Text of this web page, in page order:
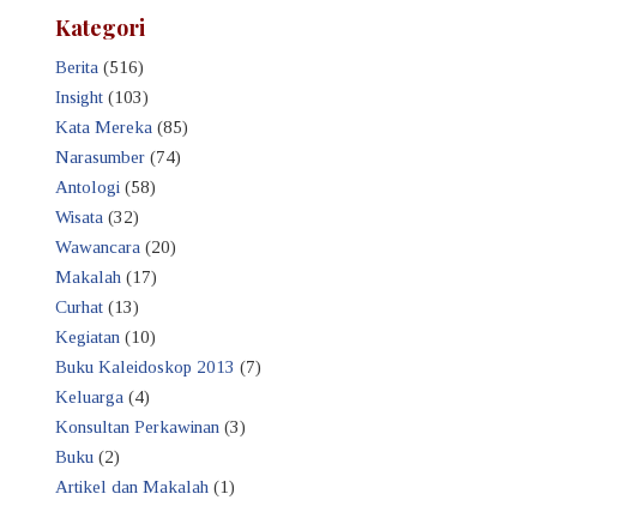
Kategori
Berita (516)
Insight (103)
Kata Mereka (85)
Narasumber (74)
Antologi (58)
Wisata (32)
Wawancara (20)
Makalah (17)
Curhat (13)
Kegiatan (10)
Buku Kaleidoskop 2013 (7)
Keluarga (4)
Konsultan Perkawinan (3)
Buku (2)
Artikel dan Makalah (1)